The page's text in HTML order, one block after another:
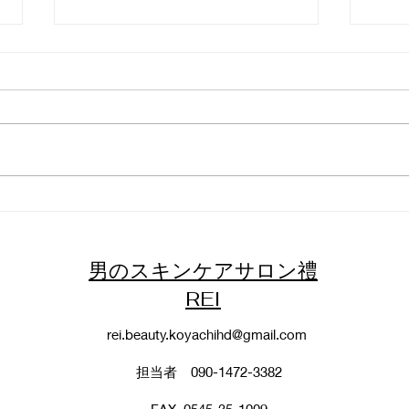
男のスキンケアサロン禮
REI
rei.beauty.koyachihd@gmail.com
担当者 090-1472-3382